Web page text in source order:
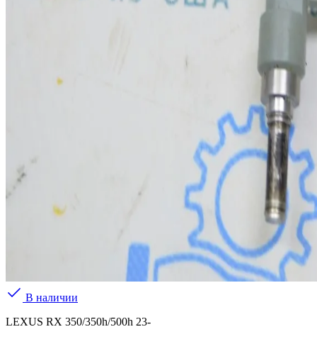
В наличии
LEXUS RX 350/350h/500h 23-